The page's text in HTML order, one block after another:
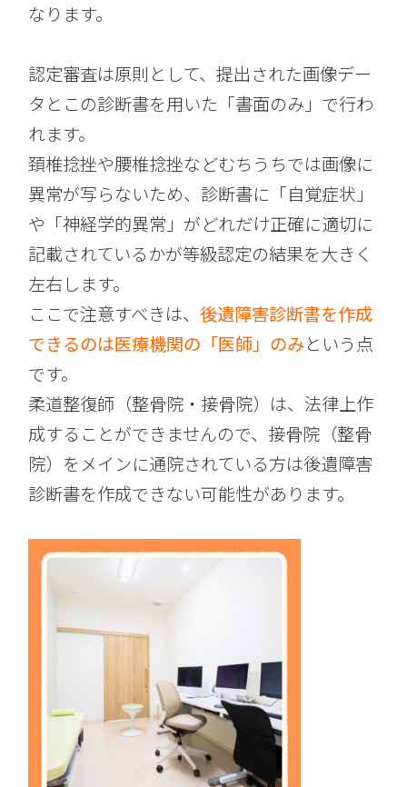
なります。
認定審査は原則として、提出された画像デー
タとこの診断書を用いた「書面のみ」で行わ
れます。
頚椎捻挫や腰椎捻挫などむちうちでは画像に
異常が写らないため、診断書に「自覚症状」
や「神経学的異常」がどれだけ正確に適切に
記載されているかが等級認定の結果を大きく
左右します。
ここで注意すべきは、後遺障害診断書を作成
できるのは医療機関の「医師」のみという点
です。
柔道整復師（整骨院・接骨院）は、法律上作
成することができませんので、接骨院（整骨
院）をメインに通院されている方は後遺障害
診断書を作成できない可能性があります。